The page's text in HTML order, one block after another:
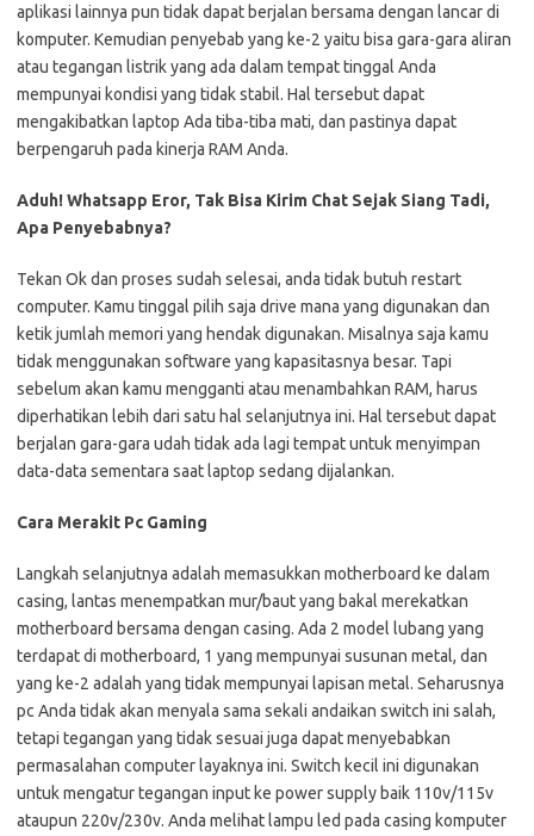
aplikasi lainnya pun tidak dapat berjalan bersama dengan lancar di
komputer. Kemudian penyebab yang ke-2 yaitu bisa gara-gara aliran
atau tegangan listrik yang ada dalam tempat tinggal Anda
mempunyai kondisi yang tidak stabil. Hal tersebut dapat
mengakibatkan laptop Ada tiba-tiba mati, dan pastinya dapat
berpengaruh pada kinerja RAM Anda.
Aduh! Whatsapp Eror, Tak Bisa Kirim Chat Sejak Siang Tadi,
Apa Penyebabnya?
Tekan Ok dan proses sudah selesai, anda tidak butuh restart
computer. Kamu tinggal pilih saja drive mana yang digunakan dan
ketik jumlah memori yang hendak digunakan. Misalnya saja kamu
tidak menggunakan software yang kapasitasnya besar. Tapi
sebelum akan kamu mengganti atau menambahkan RAM, harus
diperhatikan lebih dari satu hal selanjutnya ini. Hal tersebut dapat
berjalan gara-gara udah tidak ada lagi tempat untuk menyimpan
data-data sementara saat laptop sedang dijalankan.
Cara Merakit Pc Gaming
Langkah selanjutnya adalah memasukkan motherboard ke dalam
casing, lantas menempatkan mur/baut yang bakal merekatkan
motherboard bersama dengan casing. Ada 2 model lubang yang
terdapat di motherboard, 1 yang mempunyai susunan metal, dan
yang ke-2 adalah yang tidak mempunyai lapisan metal. Seharusnya
pc Anda tidak akan menyala sama sekali andaikan switch ini salah,
tetapi tegangan yang tidak sesuai juga dapat menyebabkan
permasalahan computer layaknya ini. Switch kecil ini digunakan
untuk mengatur tegangan input ke power supply baik 110v/115v
ataupun 220v/230v. Anda melihat lampu led pada casing komputer